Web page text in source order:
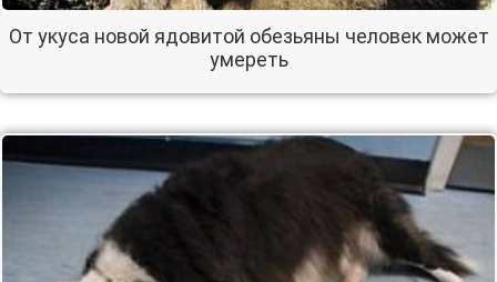
От укуса новой ядовитой обезьяны человек может
умереть